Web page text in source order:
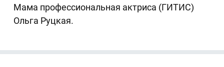
Мама профессиональная актриса (ГИТИС)
Ольга Руцкая.